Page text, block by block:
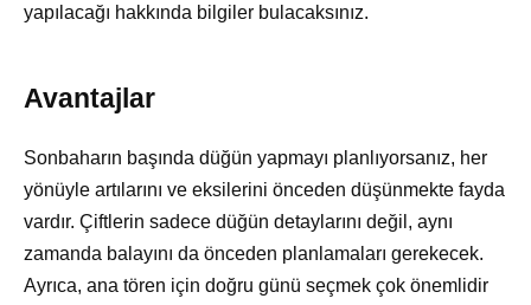
yapılacağı hakkında bilgiler bulacaksınız.
Avantajlar
Sonbaharın başında düğün yapmayı planlıyorsanız, her
yönüyle artılarını ve eksilerini önceden düşünmekte fayda
vardır. Çiftlerin sadece düğün detaylarını değil, aynı
zamanda balayını da önceden planlamaları gerekecek.
Ayrıca, ana tören için doğru günü seçmek çok önemlidir